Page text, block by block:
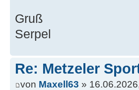
Gruß
Serpel
Re: Metzeler
von Maxell63 »